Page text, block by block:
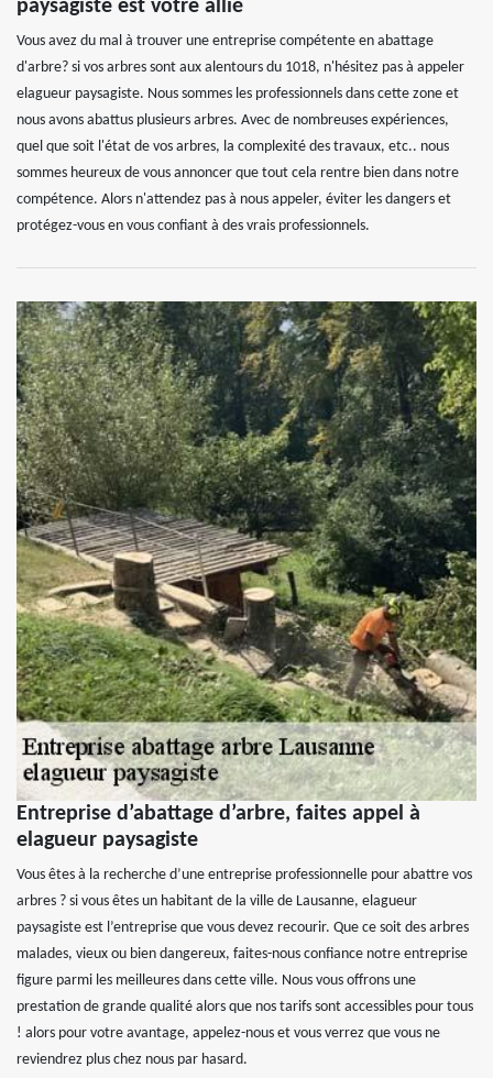
paysagiste est votre allié
Vous avez du mal à trouver une entreprise compétente en abattage
d'arbre? si vos arbres sont aux alentours du 1018, n'hésitez pas à appeler
elagueur paysagiste. Nous sommes les professionnels dans cette zone et
nous avons abattus plusieurs arbres. Avec de nombreuses expériences,
quel que soit l'état de vos arbres, la complexité des travaux, etc.. nous
sommes heureux de vous annoncer que tout cela rentre bien dans notre
compétence. Alors n'attendez pas à nous appeler, éviter les dangers et
protégez-vous en vous confiant à des vrais professionnels.
Entreprise d’abattage d’arbre, faites appel à
elagueur paysagiste
Vous êtes à la recherche d’une entreprise professionnelle pour abattre vos
arbres ? si vous êtes un habitant de la ville de Lausanne, elagueur
paysagiste est l’entreprise que vous devez recourir. Que ce soit des arbres
malades, vieux ou bien dangereux, faites-nous confiance notre entreprise
figure parmi les meilleures dans cette ville. Nous vous offrons une
prestation de grande qualité alors que nos tarifs sont accessibles pour tous
! alors pour votre avantage, appelez-nous et vous verrez que vous ne
reviendrez plus chez nous par hasard.